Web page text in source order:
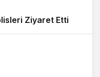
Ziyaret Etti